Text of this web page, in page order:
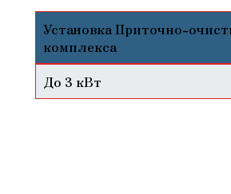
Установка Приточно-
комплекса
До 3 кВт